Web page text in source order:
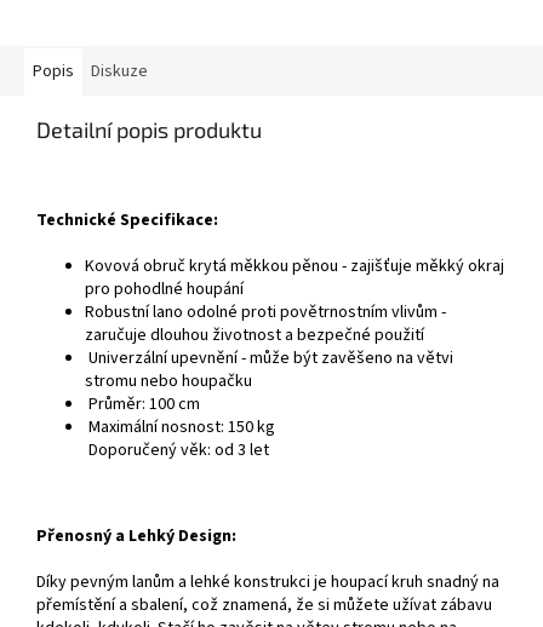
Popis Diskuze
Detailní popis produktu
Technické Specifikace:
Kovová obruč krytá měkkou pěnou - zajišťuje měkký okraj
pro pohodlné houpání
Robustní lano odolné proti povětrnostním vlivům -
zaručuje dlouhou životnost a bezpečné použití
Univerzální upevnění - může být zavěšeno na větvi
stromu nebo houpačku
Průměr: 100 cm
Maximální nosnost: 150 kg
Doporučený věk: od 3 let
Přenosný a Lehký Design:
Díky pevným lanům a lehké konstrukci je houpací kruh snadný na
přemístění a sbalení, což znamená, že si můžete užívat zábavu